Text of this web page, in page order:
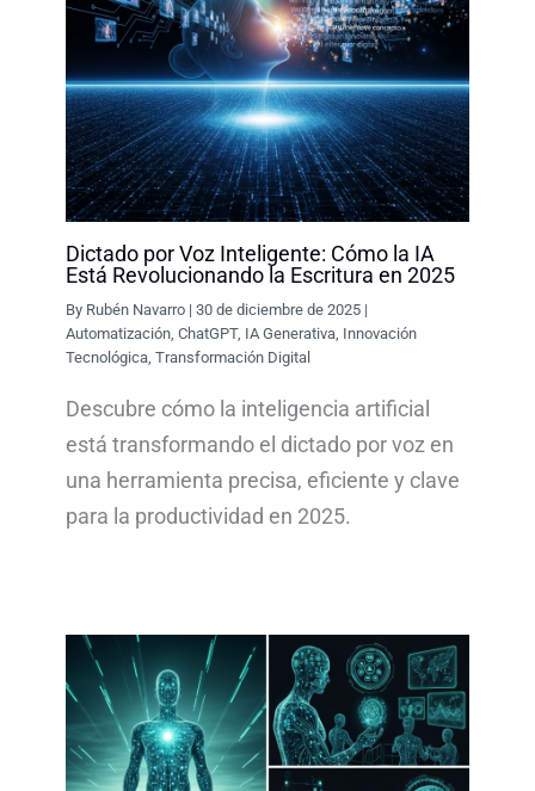
Dictado por Voz Inteligente: Cómo la IA
Está Revolucionando la Escritura en 2025
By Rubén Navarro |30 de diciembre de 2025 |
Automatización,ChatGPT, IA Generativa, Innovación
Tecnológica,Transformación Digital
Descubre cómo la inteligencia artificial
está transformando el dictado por voz en
una herramienta precisa, eficiente y clave
para la productividad en 2025.